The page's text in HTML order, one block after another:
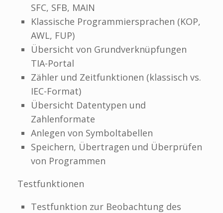
SFC, SFB, MAIN
Klassische Programmiersprachen (KOP,
AWL, FUP)
Übersicht von Grundverknüpfungen
TIA-Portal
Zähler und Zeitfunktionen (klassisch vs.
IEC-Format)
Übersicht Datentypen und
Zahlenformate
Anlegen von Symboltabellen
Speichern, Übertragen und Überprüfen
von Programmen
Testfunktionen
Testfunktion zur Beobachtung des